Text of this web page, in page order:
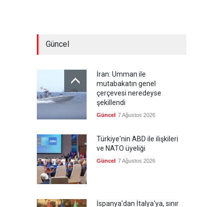
Güncel
İran: Umman ile
mutabakatın genel
çerçevesi neredeyse
şekillendi
Güncel 7 Ağustos 2026
Türkiye'nin ABD ile ilişkileri
ve NATO üyeliği
Güncel 7 Ağustos 2026
İspanya'dan İtalya'ya, sınır